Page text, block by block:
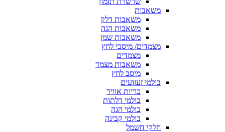
משאבות
משאבות דלק
משאבות הגה
משאבות שמן
מצמדים/ מיסבי לחץ
מצמדים
משאבות מצמד
מיסב לחץ
בולמי זעזועים
כריות אוויר
בולמי דלתות
בולמי הגה
בולמי קבינה
חלקי חשמל